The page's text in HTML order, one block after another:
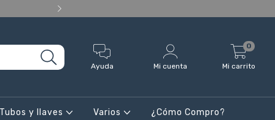
Ayuda Mi cuenta Mi carrito
0
Tubos y llaves Varios ¿Cómo Compro?